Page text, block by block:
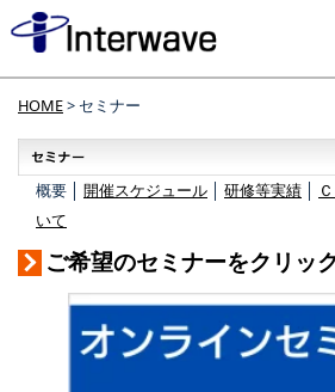
HOME> セミナー
概要 │ 開催スケジュール 研修等実績
いて
ご希望のセミナーをクリッ